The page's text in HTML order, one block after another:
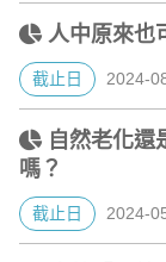
人中原來也
截止日 2024-
自然老化
嗎？
截止日 2024-